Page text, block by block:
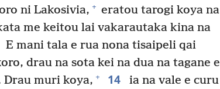
ni Lakosivia, + eratou tarogi koya na
me keitou lai vakarautaka kina na
E mani tala e rua nona tisaipeli qai
drau na sota kei na dua na tagane e
Drau muri koya, + 14
ia na vale e curu